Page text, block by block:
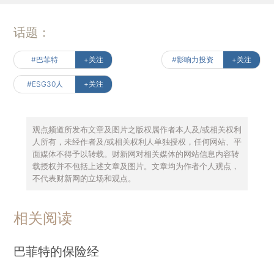
话题：
#巴菲特 +关注 #影响力投资 +关注
#ESG30人 +关注
观点频道所发布文章及图片之版权属作者本人及/或相关权利
人所有，未经作者及/或相关权利人单独授权，任何网站、平
面媒体不得予以转载。财新网对相关媒体的网站信息内容转
载授权并不包括上述文章及图片。文章均为作者个人观点，
不代表财新网的立场和观点。
相关阅读
巴菲特的保险经